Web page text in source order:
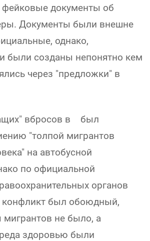
документы об
Документы были внешне
однако,
были созданы непонятно кем
через "предложки" в
вбросов в был
"толпой мигрантов
на автобусной
по официальной
органов
конфликт был обоюдный,
мигрантов не было, а
здоровью были